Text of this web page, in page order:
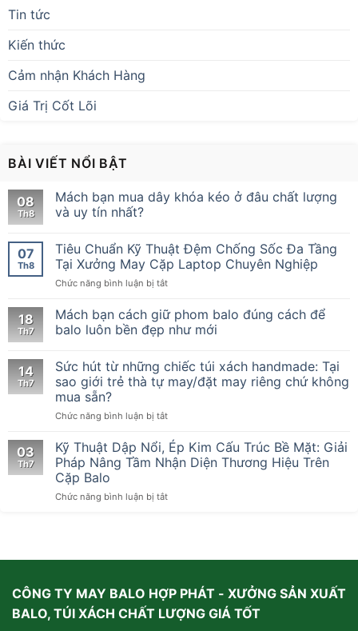
Tin tức
Kiến thức
Cảm nhận Khách Hàng
Giá Trị Cốt Lõi
BÀI VIẾT NỔI BẬT
08
Th8
Mách bạn mua dây khóa kéo ở đâu chất lượng
và uy tín nhất?
07
Th8
Tiêu Chuẩn Kỹ Thuật Đệm Chống Sốc Đa Tầng
Tại Xưởng May Cặp Laptop Chuyên Nghiệp
Chức năng bình luận bị tắtở
Chuẩn
Kỹ
Thuật
Chống
Sốc
Tại
May
Cặp
Laptop
Nghiệp
18
Th7
Mách bạn cách giữ phom balo đúng cách để
balo luôn bền đẹp như mới
14
Th7
Sức hút từ những chiếc túi xách handmade: Tại
sao giới trẻ thà tự may/đặt may riêng chứ không
mua sẵn?
Chức năng bình luận bị tắtở
hút
từ
những
túi
thà
may/
03
Th7
Kỹ Thuật Dập Nổi, Ép Kim Cấu Trúc Bề Mặt: Giải
Pháp Nâng Tầm Nhận Diện Thương Hiệu Trên
Cặp Balo
Chức năng bình luận bị tắtở
Cấu
Bề
CÔNG TY MAY BALO HỢP PHÁT - XƯỞNG SẢN XUẤT
BALO, TÚI XÁCH CHẤT LƯỢNG GIÁ TỐT